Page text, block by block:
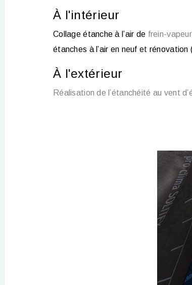
À l'intérieur
Col­lage étanche à l’air de frein-
étanches à l’air en neuf et
À l'extérieur
Réal­isa­tion de l’étanchéité au vent